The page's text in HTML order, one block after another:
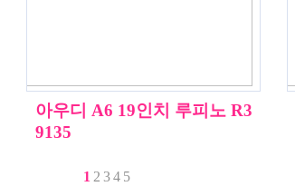
아우디 A6 19인치 루피노 R3
9135
1 2 3 4 5